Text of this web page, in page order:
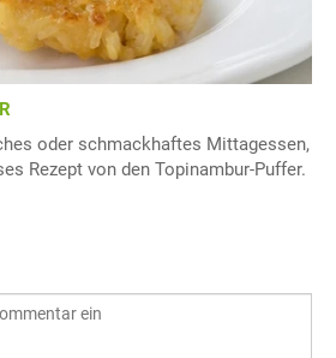
oder schmackhaftes Mittagessen,
Rezept von den Topinambur-Puffer.